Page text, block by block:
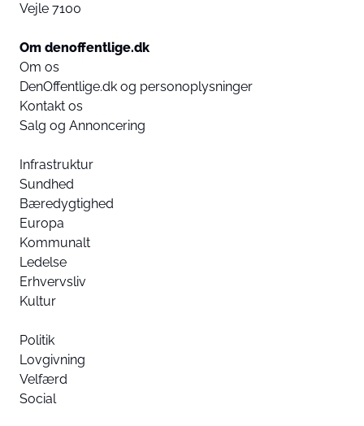
Vejle 7100
Om denoffentlige.dk
Om os
DenOffentlige.dk og personoplysninger
Kontakt os
Salg og Annoncering
Infrastruktur
Sundhed
Bæredygtighed
Europa
Kommunalt
Ledelse
Erhvervsliv
Kultur
Politik
Lovgivning
Velfærd
Social